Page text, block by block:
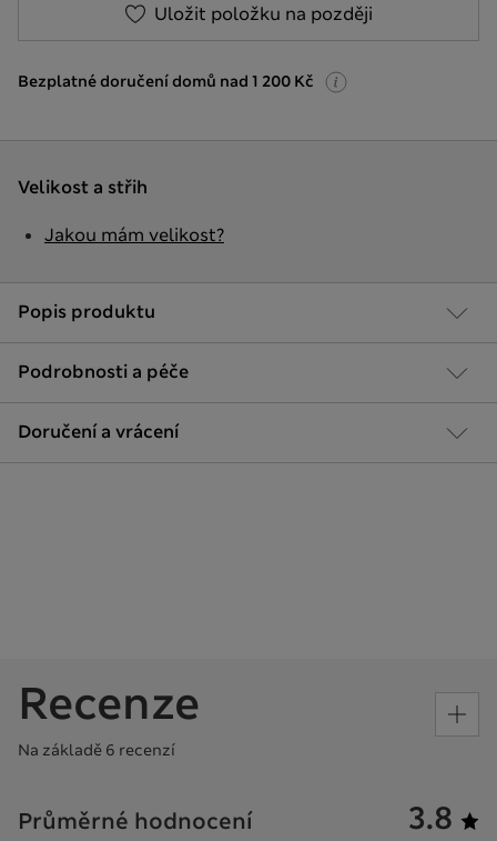
Uložit položku na později
Bezplatné doručení domů nad 1 200 Kč
Popis produktu
Podrobnosti a péče
Doručení a vrácení
Velikost a střih
Jakou mám velikost?
Recenze
Na základě 6 recenzí
Průměrné hodnocení 3.8